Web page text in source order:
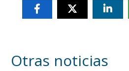
Otras noticias